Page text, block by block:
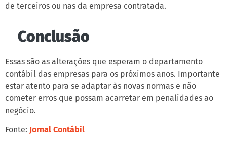
de terceiros ou nas da empresa contratada.
Conclusão
Essas são as alterações que esperam o departamento
contábil das empresas para os próximos anos. Importante
estar atento para se adaptar às novas normas e não
cometer erros que possam acarretar em penalidades ao
negócio.
Fonte: Jornal Contábil